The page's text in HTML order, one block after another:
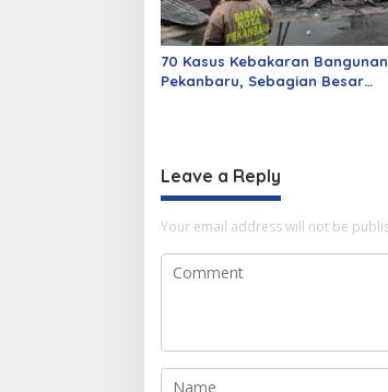
70 Kasus Kebakaran
Pekanbaru, Sebagian Besar
Leave a Reply
Your email address will not be